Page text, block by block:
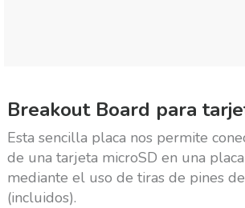
Breakout Board para
Esta sencilla placa nos permite
de una tarjeta microSD en una
mediante el uso de tiras de pines
(incluidos).